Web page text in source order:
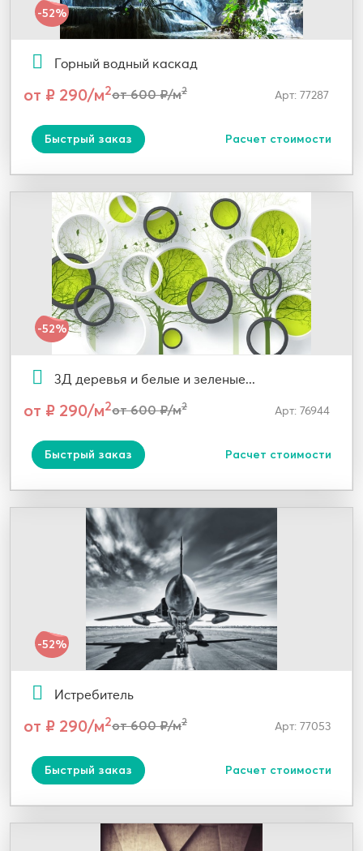
-52%
Горный водный каскад
от ₽ 290/м2от 600 ₽/м2 Арт: 77287
Быстрый заказ Расчет стоимости
-52%
3Д деревья и белые и зеленые...
от ₽ 290/м2от 600 ₽/м2 Арт: 76944
Быстрый заказ Расчет стоимости
-52%
Истребитель
от ₽ 290/м2от 600 ₽/м2 Арт: 77053
Быстрый заказ Расчет стоимости